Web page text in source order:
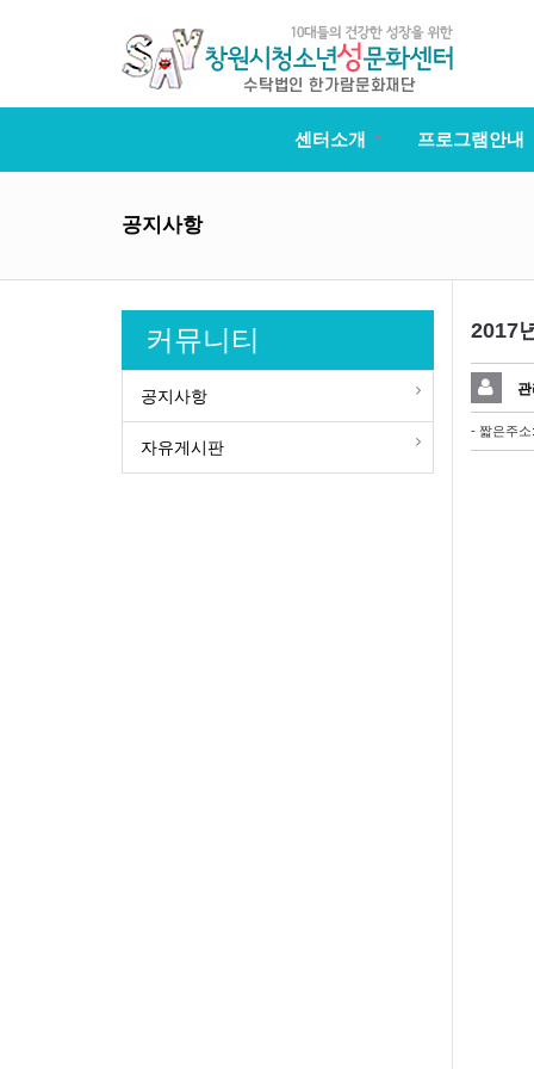
센터소개 프로그램안내
공지사항
커뮤니티
공지사항
자유게시판
2017
관
- 짧은주